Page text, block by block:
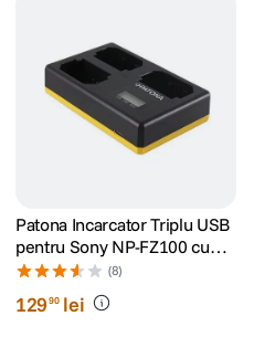
Patona Incarcator Triplu USB
pentru Sony NP-FZ100 cu
Cablu tip C 8.4V
(8)
12990 lei